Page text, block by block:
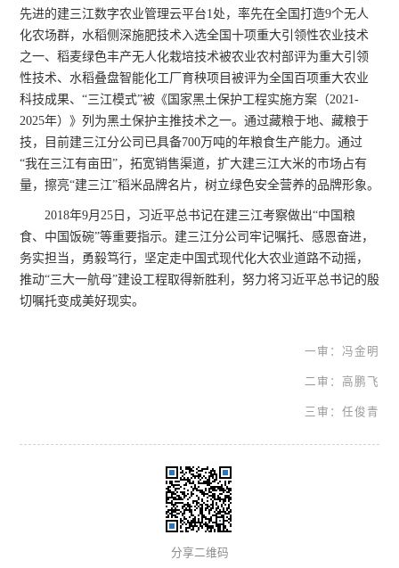
先进的建三江数字农业管理云平台1处，率先在全国打造9个无人
化农场群，水稻侧深施肥技术入选全国十项重大引领性农业技术
之一、稻麦绿色丰产无人化栽培技术被农业农村部评为重大引领
性技术、水稻叠盘智能化工厂育秧项目被评为全国百项重大农业
科技成果、“三江模式”被《国家黑土保护工程实施方案（2021-
2025年）》列为黑土保护主推技术之一。 通过藏粮于地、藏粮于
技，目前建三江分公司已具备700万吨的年粮食生产能力。 通过
“我在三江有亩田”，拓宽销售渠道，扩大建三江大米的市场占有
量，擦亮“建三江”稻米品牌名片，树立绿色安全营养的品牌形象。
2018年9月25日，习近平总书记在建三江考察做出“中国粮
食、中国饭碗”等重要指示。建三江分公司牢记嘱托、感恩奋进，
务实担当，勇毅笃行，坚定走中国式现代化大农业道路不动摇，
推动“三大一航母”建设工程取得新胜利 ， 努力将习近平总书记的殷
切嘱托变成美好现实。
一审：冯金明
二审：高鹏飞
三审：任俊青
分享二维码